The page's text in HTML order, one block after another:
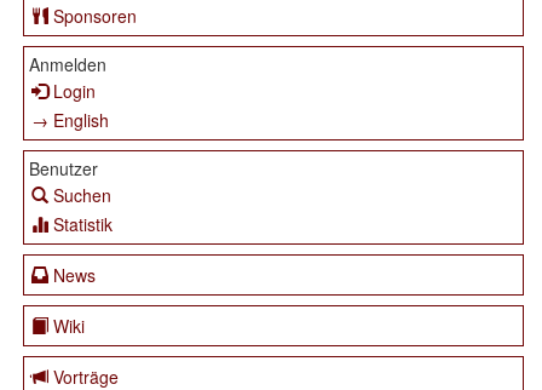
Sponsoren
Anmelden
Login
→ English
Benutzer
Suchen
Statistik
News
Wiki
Vorträge